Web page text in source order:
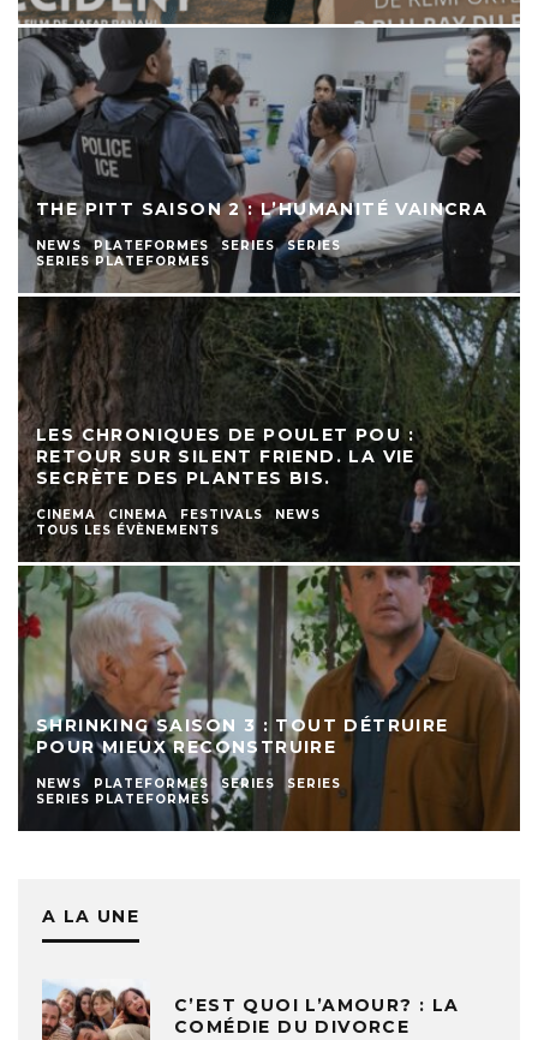
THE PITT SAISON 2 : L’HUMANITÉ VAINCRA
NEWS PLATEFORMES SERIES
SERIES
SERIES PLATEFORMES
LES CHRONIQUES DE POULET POU :
RETOUR SUR SILENT FRIEND. LA VIE
SECRÈTE DES PLANTES BIS.
CINEMA CINEMA FESTIVALS
NEWS
TOUS LES ÉVÈNEMENTS
SHRINKING SAISON 3 : TOUT DÉTRUIRE
POUR MIEUX RECONSTRUIRE
NEWS PLATEFORMES SERIES
SERIES
SERIES PLATEFORMES
A LA UNE
C’EST QUOI L’AMOUR? : LA
COMÉDIE DU DIVORCE